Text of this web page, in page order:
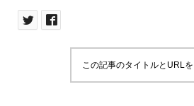
この記事のタイトルとURL